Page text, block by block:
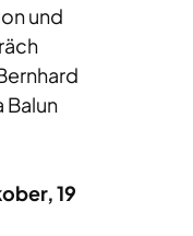
und
Balun
19